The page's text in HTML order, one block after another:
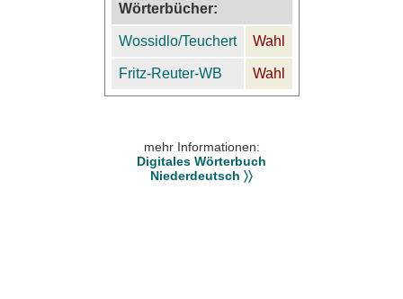
Wörterbücher:
Wossidlo/Teuchert Wahl
Fritz-Reuter-WB Wahl
mehr Informationen:
Digitales Wörterbuch
Niederdeutsch 〉〉